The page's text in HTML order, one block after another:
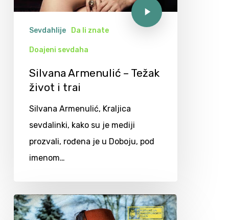
Sevdahlije Da li znate
Doajeni sevdaha
Silvana Armenulić – Težak
život i trai
Silvana Armenulić, Kraljica
sevdalinki, kako su je mediji
prozvali, rođena je u Doboju, pod
imenom…